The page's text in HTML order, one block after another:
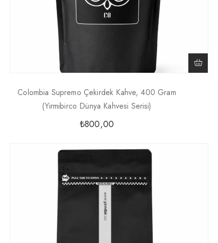
Colombia Supremo Çekirdek Kahve, 400 Gram
(Yirmibirco Dünya Kahvesi Serisi)
₺800,00